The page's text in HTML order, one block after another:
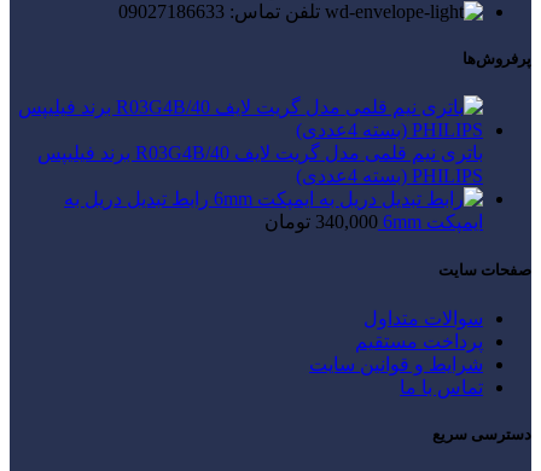
تلفن تماس: 09027186633
پرفروش‌ها
باتری نیم قلمی مدل گریت لایف R03G4B/40 برند فیلیپس
PHILIPS (بسته 4عددی)
رابط تبدیل دریل به
ایمپکت 6mm
340,000 تومان
صفحات سایت
سوالات متداول
پرداخت مستقیم
شرایط و قوانین سایت
تماس با ما
دسترسی سریع